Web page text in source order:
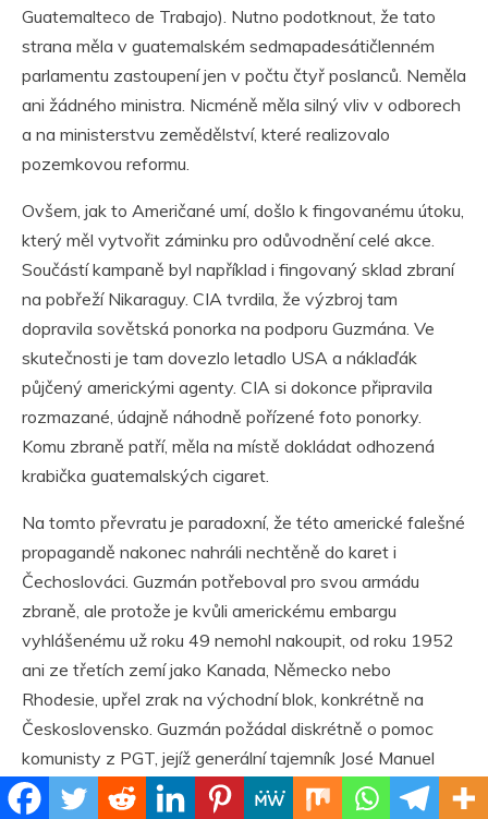
Guatemalteco de Trabajo). Nutno podotknout, že tato
strana měla v guatemalském sedmapadesátičlenném
parlamentu zastoupení jen v počtu čtyř poslanců. Neměla
ani žádného ministra. Nicméně měla silný vliv v odborech
a na ministerstvu zemědělství, které realizovalo
pozemkovou reformu.
Ovšem, jak to Američané umí, došlo k fingovanému útoku,
který měl vytvořit záminku pro odůvodnění celé akce.
Součástí kampaně byl například i fingovaný sklad zbraní
na pobřeží Nikaraguy. CIA tvrdila, že výzbroj tam
dopravila sovětská ponorka na podporu Guzmána. Ve
skutečnosti je tam dovezlo letadlo USA a náklaďák
půjčený americkými agenty. CIA si dokonce připravila
rozmazané, údajně náhodně pořízené foto ponorky.
Komu zbraně patří, měla na místě dokládat odhozená
krabička guatemalských cigaret.
Na tomto převratu je paradoxní, že této americké falešné
propagandě nakonec nahráli nechtěně do karet i
Čechoslováci. Guzmán potřeboval pro svou armádu
zbraně, ale protože je kvůli americkému embargu
vyhlášenému už roku 49 nemohl nakoupit, od roku 1952
ani ze třetích zemí jako Kanada, Německo nebo
Rhodesie, upřel zrak na východní blok, konkrétně na
Československo. Guzmán požádal diskrétně o pomoc
komunisty z PGT, jejíž generální tajemník José Manuel
Fortuny odcestoval v listopadu 1953 tajně do Prahy.